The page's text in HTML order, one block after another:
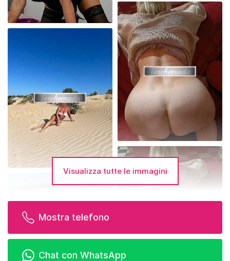
Visualizza tutte le immagini
Mostra telefono
Chat con WhatsApp